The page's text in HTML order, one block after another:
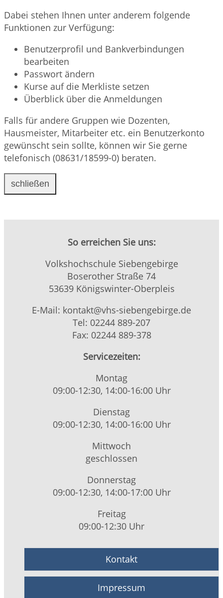
Dabei stehen Ihnen unter anderem folgende
Funktionen zur Verfügung:
Benutzerprofil und Bankverbindungen
bearbeiten
Passwort ändern
Kurse auf die Merkliste setzen
Überblick über die Anmeldungen
Falls für andere Gruppen wie Dozenten,
Hausmeister, Mitarbeiter etc. ein Benutzerkonto
gewünscht sein sollte, können wir Sie gerne
telefonisch (08631/18599-0) beraten.
schließen
So erreichen Sie uns:
Volkshochschule Siebengebirge
Boserother Straße 74
53639 Königswinter-Oberpleis
E-Mail: kontakt@vhs-siebengebirge.de
Tel: 02244 889-207
Fax: 02244 889-378
Servicezeiten:
Montag
09:00-12:30, 14:00-16:00 Uhr
Dienstag
09:00-12:30, 14:00-16:00 Uhr
Mittwoch
geschlossen
Donnerstag
09:00-12:30, 14:00-17:00 Uhr
Freitag
09:00-12:30 Uhr
Kontakt
Impressum